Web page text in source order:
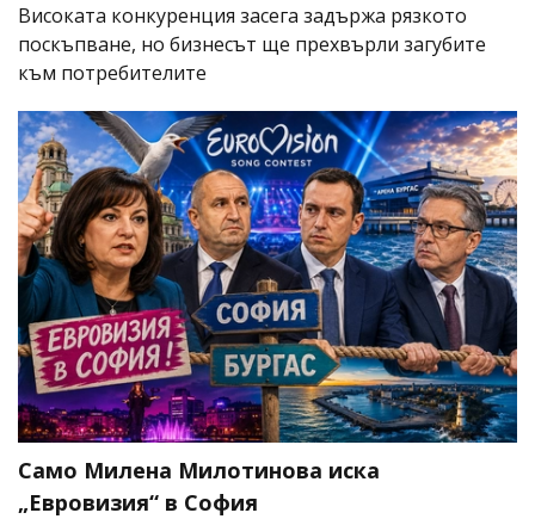
Високата конкуренция засега задържа рязкото
поскъпване, но бизнесът ще прехвърли загубите
към потребителите
Само Милена Милотинова иска
„Евровизия“ в София